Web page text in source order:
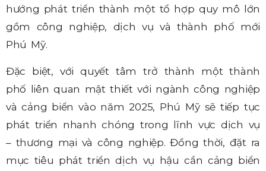
hướng phát triển thành một tổ hợp quy mô lớn
gồm công nghiệp, dịch vụ và thành phố mới
Phú Mỹ.
Đặc biệt, với quyết tâm trở thành một thành
phố liên quan mật thiết với ngành công nghiệp
và cảng biển vào năm 2025, Phú Mỹ sẽ tiếp tục
phát triển nhanh chóng trong lĩnh vực dịch vụ
– thương mại và công nghiệp. Đồng thời, đặt ra
mục tiêu phát triển dịch vụ hậu cần cảng biển